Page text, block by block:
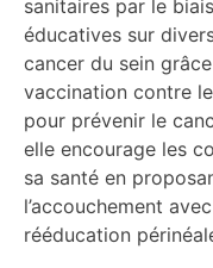
sanitaires par le
éducatives sur
cancer du sein
vaccination contre
pour prévenir le
elle encourage les
sa santé en
l’accouchement
rééducation